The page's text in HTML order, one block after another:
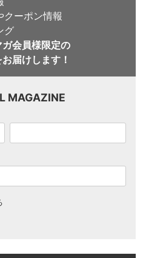
ーポン情報
グ
会員様限定の
届けします！
MAGAZINE